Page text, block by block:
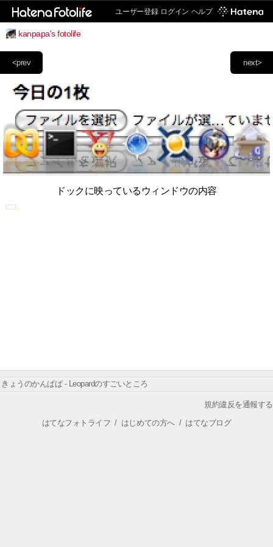
ユーザー登録 ログイン ヘルプ
kanpapa's fotolife
next>
<prev
ドックに映っているウィンドウの内容
きょうのかんぱぱ - Leopardのすごいところ
規約違反を通報する
はてなフォトライフ / はじめての方へ/ はてなブログ